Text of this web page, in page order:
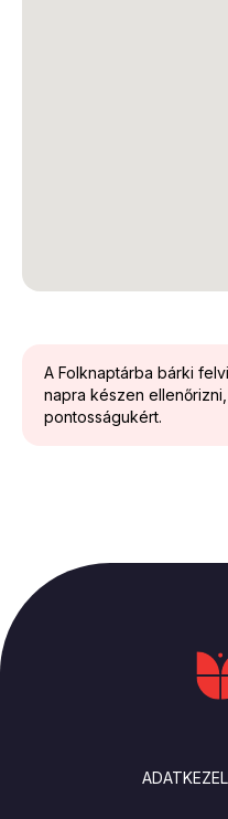
A Folknaptárba bárki
napra készen
pontosságukért.